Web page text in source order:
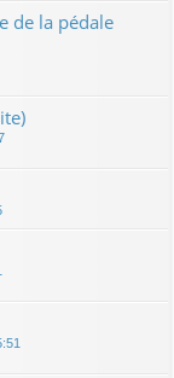
de la pédale